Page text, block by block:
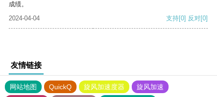
成绩。
2024-04-04
支持[0] 反对[0]
友情链接
网站地图 QuickQ 旋风加速度器
旋风加速